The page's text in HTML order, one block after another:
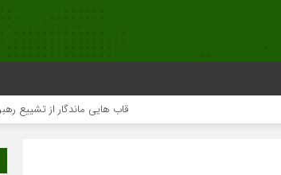
قاب هایی ماندگار از تشییع رهبر شهید در تهران